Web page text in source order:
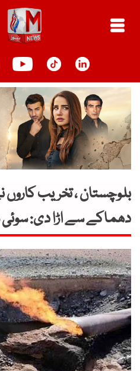
content
بلوچستان ، تخریب
دھماکے سے اڑا دی: